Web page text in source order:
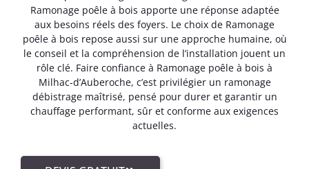
Ramonage poêle à bois apporte une réponse adaptée
aux besoins réels des foyers. Le choix de Ramonage
poêle à bois repose aussi sur une approche humaine, où
le conseil et la compréhension de l’installation jouent un
rôle clé. Faire confiance à Ramonage poêle à bois à
Milhac-d’Auberoche, c’est privilégier un ramonage
débistrage maîtrisé, pensé pour durer et garantir un
chauffage performant, sûr et conforme aux exigences
actuelles.